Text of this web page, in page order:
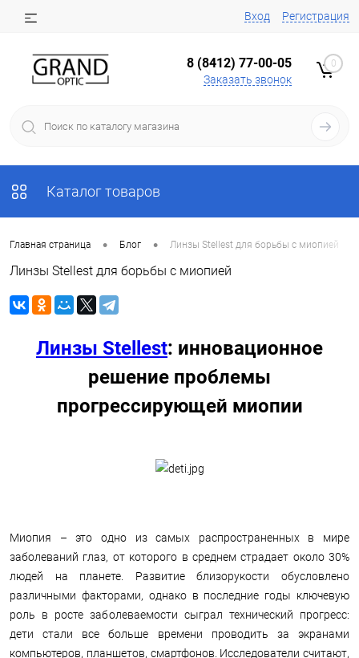
Вход Регистрация
8 (8412) 77-00-05
Заказать звонок
0
Каталог товаров
Главная страница • Блог • Линзы Stellest для борьбы с миопией
Линзы Stellest для борьбы с миопией
Линзы Stellest: инновационное
решение проблемы
прогрессирующей миопии
Миопия – это одно из самых распространенных в мире
заболеваний глаз, от которого в среднем страдает около 30%
людей на планете. Развитие близорукости обусловлено
различными факторами, однако в последние годы ключевую
роль в росте заболеваемости сыграл технический прогресс:
дети стали все больше времени проводить за экранами
компьютеров, планшетов, смартфонов. Исследователи считают,